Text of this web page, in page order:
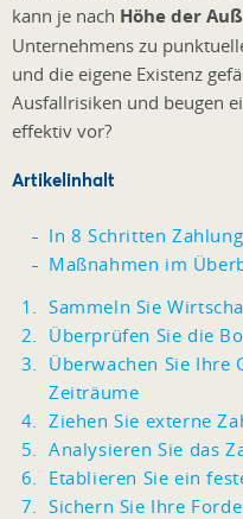
kann je nach Höhe der
Unternehmens zu
und die eigene Existenz
Ausfallrisiken und beugen
effektiv vor?
Artikelinhalt
In 8 Schritten
Maßnahmen im
Sammeln Sie
Überprüfen Sie die
Überwachen Sie Ihre
Zeiträume
Ziehen Sie externe
Analysieren Sie das
Etablieren Sie ein
Sichern Sie Ihre